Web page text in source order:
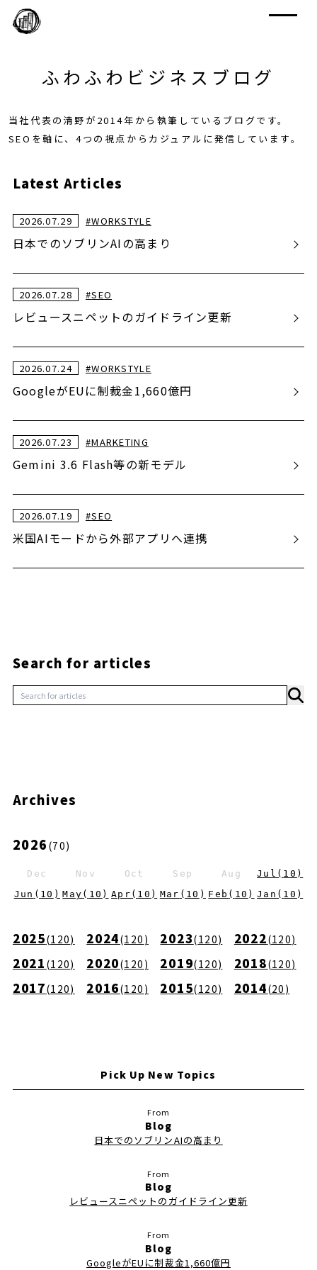
ふわふわビジネスブログ
当社代表の清野が2014年から執筆しているブログです。
SEOを軸に、4つの視点からカジュアルに発信しています。
Latest Articles
2026.07.29 #WORKSTYLE
日本でのソブリンAIの高まり
2026.07.28 #SEO
レビュースニペットのガイドライン更新
2026.07.24 #WORKSTYLE
GoogleがEUに制裁金1,660億円
2026.07.23 #MARKETING
Gemini 3.6 Flash等の新モデル
2026.07.19 #SEO
米国AIモードから外部アプリへ連携
Search for articles
Archives
2026 (70)
Dec Nov Oct Sep Aug Jul ( 10 )
Jun ( 10 ) May ( 10 ) Apr ( 10 ) Mar ( 10 ) Feb ( 10 ) Jan ( 10 )
2025(120) 2024(120 ) 2023(120) 2022(120)
2021 (120) 2020(120 ) 2019(120) 2018(120)
2017(120) 2016(120 ) 2015(120) 2014(20 )
Pick Up New Topics
Blog
日本でのソブリンAIの高まり
Blog
レビュースニペットのガイドライン更新
Blog
GoogleがEUに制裁金1,660億円